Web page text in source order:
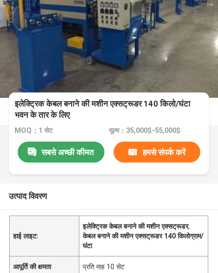
इलेक्ट्रिक केबल बनाने की मशीन एक्सट्रूडर 140 किलो/घंटा
भवन के तार के लिए
MOQ：1 सेट मूल्य：35,000$-55,000$
सबसे अच्छी कीमत हमसे संपर्क करें
उत्पाद विवरण
हाई लाइट:
इलेक्ट्रिक केबल बनाने की मशीन एक्सट्रूडर,
केबल बनाने की मशीन एक्सट्रूडर 140 किलोग्राम/
घंटा
आपूर्ति की क्षमता प्रति माह 10 सेट